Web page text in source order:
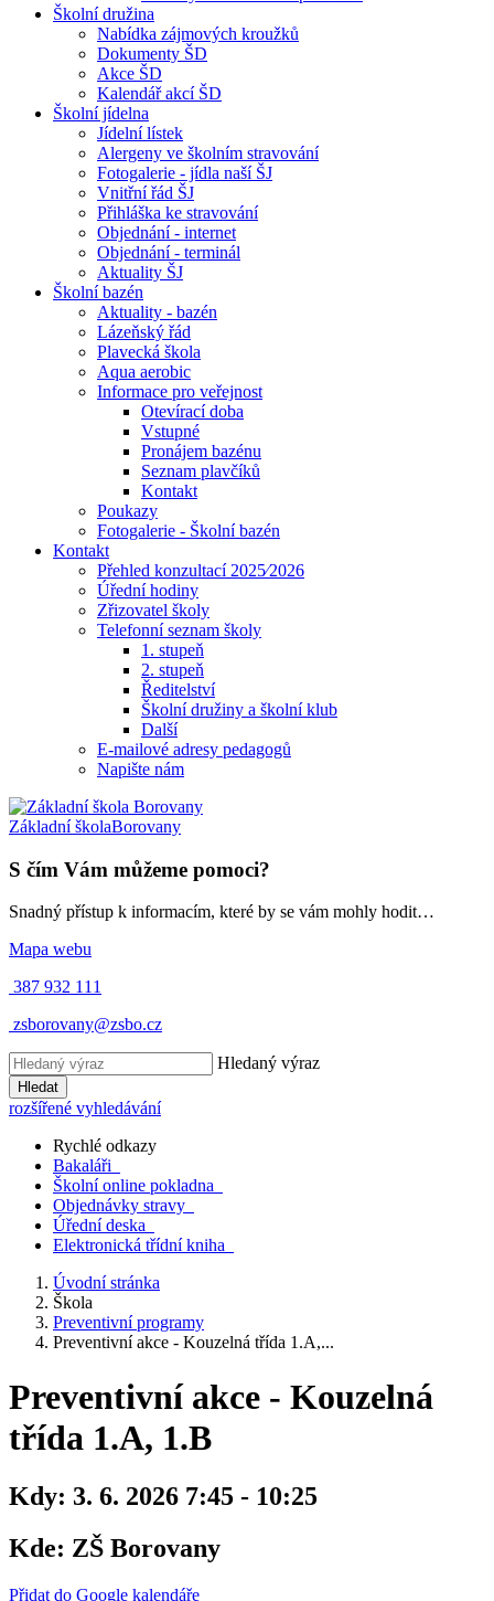
Školní družina
Nabídka zájmových kroužků
Dokumenty ŠD
Akce ŠD
Kalendář akcí ŠD
Školní jídelna
Jídelní lístek
Alergeny ve školním stravování
Fotogalerie - jídla naší ŠJ
Vnitřní řád ŠJ
Přihláška ke stravování
Objednání - internet
Objednání - terminál
Aktuality ŠJ
Školní bazén
Aktuality - bazén
Lázeňský řád
Plavecká škola
Aqua aerobic
Informace pro veřejnost
Otevírací doba
Vstupné
Pronájem bazénu
Seznam plavčíků
Kontakt
Poukazy
Fotogalerie - Školní bazén
Kontakt
Přehled konzultací 2025⁄2026
Úřední hodiny
Zřizovatel školy
Telefonní seznam školy
1. stupeň
2. stupeň
Ředitelství
Školní družiny a školní klub
Další
E-mailové adresy pedagogů
Napište nám
Základní školaBorovany
S čím Vám můžeme pomoci?
Snadný přístup k informacím, které by se vám mohly hodit…
Mapa webu
387 932 111
zsborovany@zsbo.cz
Hledaný výraz
Hledat
rozšířené vyhledávání
Rychlé odkazy
Bakaláři
Školní online pokladna
Objednávky stravy
Úřední deska
Elektronická třídní kniha
Úvodní stránka
Škola
Preventivní programy
Preventivní akce - Kouzelná třída 1.A,...
Preventivní akce - Kouzelná
třída 1.A, 1.B
Kdy: 3. 6. 2026 7:45 - 10:25
Kde: ZŠ Borovany
Přidat do Google kalendáře